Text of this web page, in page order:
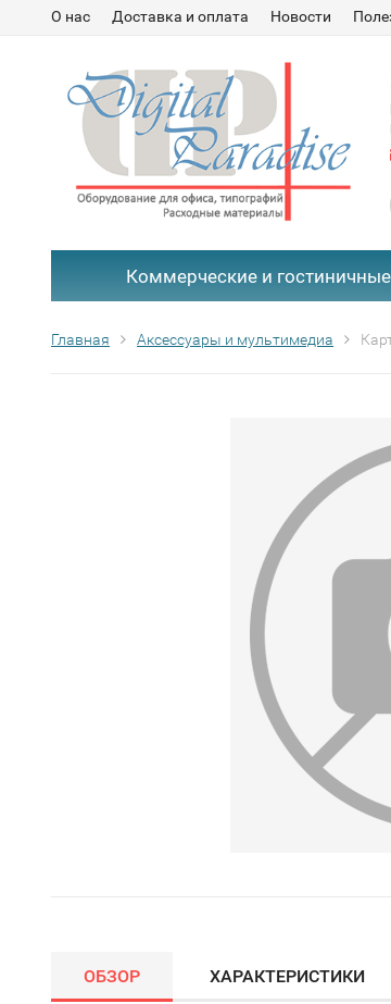
О нас Доставка и оплата Новости
Коммерческие и
Главная Аксессуары и мультимедиа
ОБЗОР ХАРАКТЕРИСТИКИ